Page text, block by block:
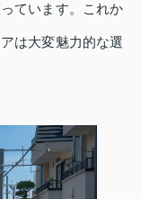
ています。これか
は大変魅力的な選